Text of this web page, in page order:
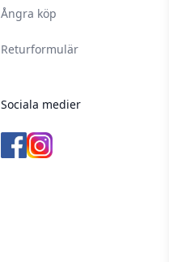
Ångra köp
Returformulär
Sociala medier